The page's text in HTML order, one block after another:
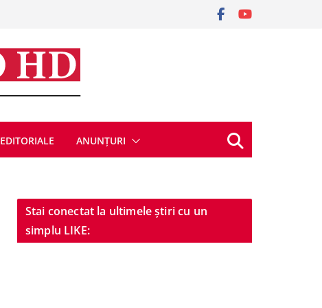
EDITORIALE ANUNȚURI
Stai conectat la ultimele știri cu un
simplu LIKE: